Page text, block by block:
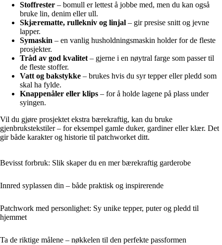
Stoffrester – bomull er lettest å jobbe med, men du kan også
bruke lin, denim eller ull.
Skjærematte, rullekniv og linjal – gir presise snitt og jevne
lapper.
Symaskin – en vanlig husholdningsmaskin holder for de fleste
prosjekter.
Tråd av god kvalitet – gjerne i en nøytral farge som passer til
de fleste stoffer.
Vatt og bakstykke – brukes hvis du syr tepper eller pledd som
skal ha fylde.
Knappenåler eller klips – for å holde lagene på plass under
syingen.
Vil du gjøre prosjektet ekstra bærekraftig, kan du bruke
gjenbrukstekstiler – for eksempel gamle duker, gardiner eller klær. Det
gir både karakter og historie til patchworket ditt.
Bevisst forbruk: Slik skaper du en mer bærekraftig garderobe
Innred syplassen din – både praktisk og inspirerende
Patchwork med personlighet: Sy unike tepper, puter og pledd til
hjemmet
Ta de riktige målene – nøkkelen til den perfekte passformen